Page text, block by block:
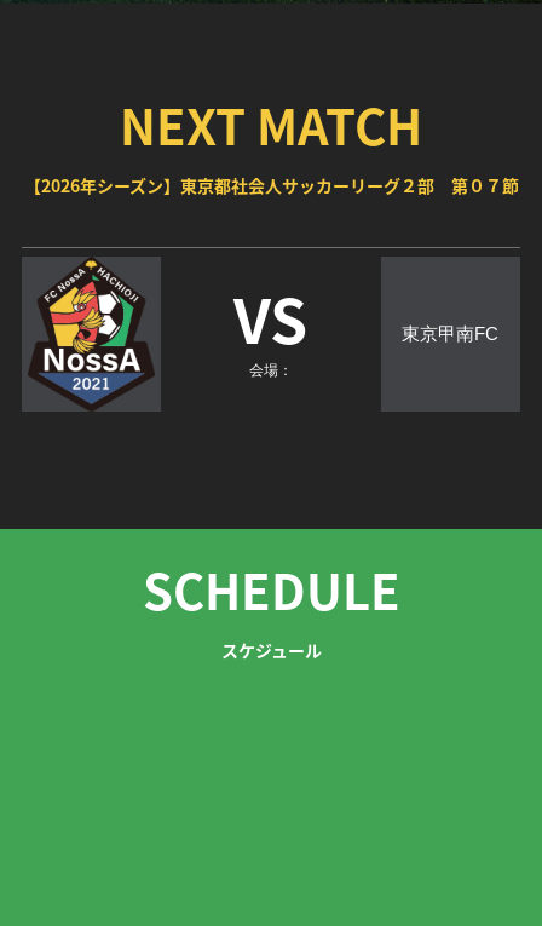
NEXT MATCH
【2026年シーズン】東京都社会人サッカーリーグ２部 第０７節
VS
会場：
東京甲南FC
SCHEDULE
スケジュール